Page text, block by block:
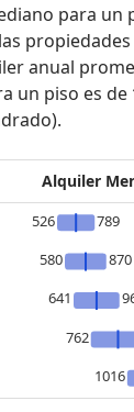
para un
anual
un piso es de
Alquiler
526
789
580
870
641
762
1016